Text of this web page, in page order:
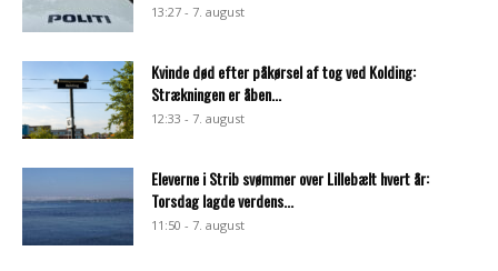
13:27 - 7. august
Kvinde død efter påkørsel af tog ved Kolding:
Strækningen er åben...
12:33 - 7. august
Eleverne i Strib svømmer over Lillebælt hvert år:
Torsdag lagde verdens...
11:50 - 7. august